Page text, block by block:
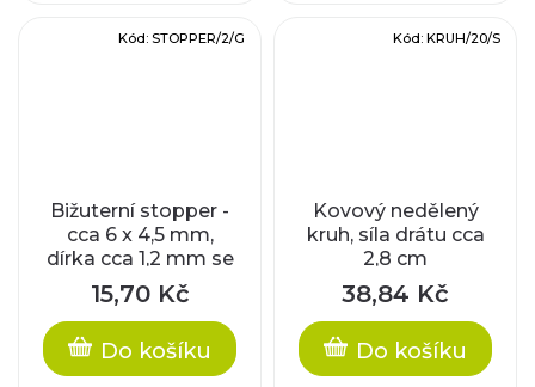
Bižuterní stopper -
cca 6 x 4,5 mm,
dírka cca 1,2 mm se
silikonem
15,70 Kč
Do košíku
Kód: STOPPER/2/G
Kovový nedělený
kruh, síla drátu cca
2,8 cm
38,84 Kč
Do košíku
Kód: KRUH/20/S